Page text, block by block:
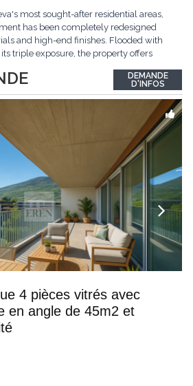
most sought-after residential areas,
has been completely redesigned
and high-end finishes. Flooded with
triple exposure, the property offers
areas, and a spacious terrace
and green...
DEMANDE
D'INFOS
4 pièces vitrés avec
en angle de 45m2 et